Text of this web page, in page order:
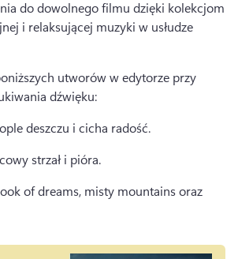
do dowolnego filmu dzięki kolekcjom
i relaksującej muzyki w usłudze
utworów w edytorze przy
dźwięku:
deszczu i cicha radość.
strzał i pióra.
of dreams, misty mountains oraz